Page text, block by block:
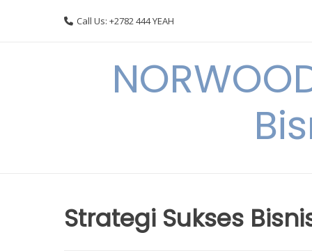
Call Us: +2782 444 YEAH
Strategi Sukses